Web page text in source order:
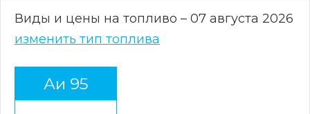
Виды и цены на топливо – 07 августа 2026
изменить тип топлива
Аи 95